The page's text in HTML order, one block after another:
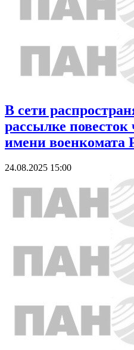
В сети
рассылке повесток
имени военкомата
24.08.2025 15:00